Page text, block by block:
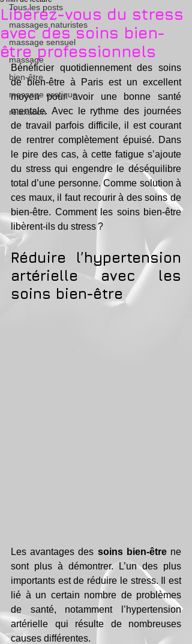
Tous les posts
massages naturistes
massage sensuel
massage
bien-être
massage erotique
relaxation
Libérez-vous du stress
avec des soins bien-
être professionnels
Bénéficier quotidiennement des soins
de bien-être à Paris est un excellent
moyen pour avoir une bonne santé
mentale. Avec le rythme des journées
de travail parfois difficile, il est courant
de rentrer complètement épuisé. Dans
le pire des cas, à cette fatigue s’ajoute
du stress qui engendre le déséquilibre
total d’une personne. Comme solution à
ces maux, il faut recourir à des soins de
bien-être. Comment les soins bien-être
libèrent-ils du stress ?
Réduire l’hypertension
artérielle avec les
soins bien-être
Les avantages des soins bien-être ne
sont plus à démontrer. L’un des plus
importants est de réduire le stress. Il est
lié à un certain nombre de problèmes
de santé, notamment l’hypertension
artérielle qui résulte de nombreuses
causes différentes.